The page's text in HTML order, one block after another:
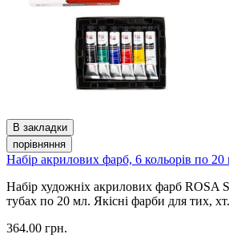
В закладки
порівняння
Набір акрилових фарб, 6 кольорів по
Набір художніх акрилових фарб ROSA
тубах по 20 мл. Якісні фарби для тих,
364.00 грн.